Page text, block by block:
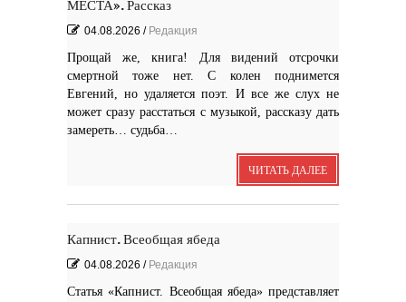
Пресс-конференция в
29 марта, в преддверии
Международного дня детской...
Мультипликационный ролик о книге
Звёздная ночь
Винсент Ван Гог
МЕСТА». Рассказ
04.08.2026 / Редакция
Прощай же, книга! Для видений отсрочки
смертной тоже нет. С колен поднимется
Евгений, но удаляется поэт. И все же слух не
может сразу расстаться с музыкой, рассказу дать
замереть… судьба…
ЧИТАТЬ ДАЛЕЕ
Капнист. Всеобщая ябеда
04.08.2026 / Редакция
Статья «Капнист. Всеобщая ябеда» представляет